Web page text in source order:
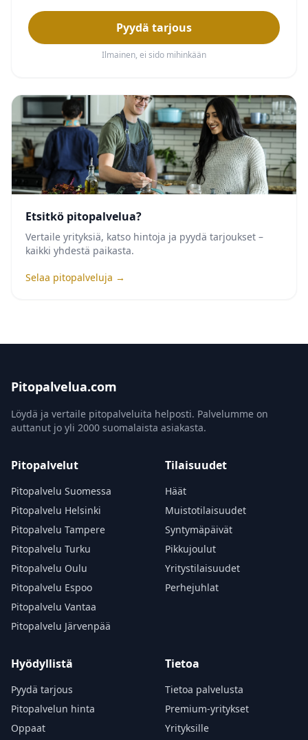
Pyydä tarjous
Ilmainen, ei sido mihinkään
Etsitkö pitopalvelua?
Vertaile yrityksiä, katso hintoja ja pyydä tarjoukset –
kaikki yhdestä paikasta.
Selaa pitopalveluja →
Pitopalvelua.com
Löydä ja vertaile pitopalveluita helposti. Palvelumme on
auttanut jo yli 2000 suomalaista asiakasta.
Pitopalvelut
Pitopalvelu Suomessa
Pitopalvelu Helsinki
Pitopalvelu Tampere
Pitopalvelu Turku
Pitopalvelu Oulu
Pitopalvelu Espoo
Pitopalvelu Vantaa
Pitopalvelu Järvenpää
Tilaisuudet
Häät
Muistotilaisuudet
Syntymäpäivät
Pikkujoulut
Yritystilaisuudet
Perhejuhlat
Hyödyllistä
Pyydä tarjous
Pitopalvelun hinta
Oppaat
Tietoa
Tietoa palvelusta
Premium-yritykset
Yrityksille